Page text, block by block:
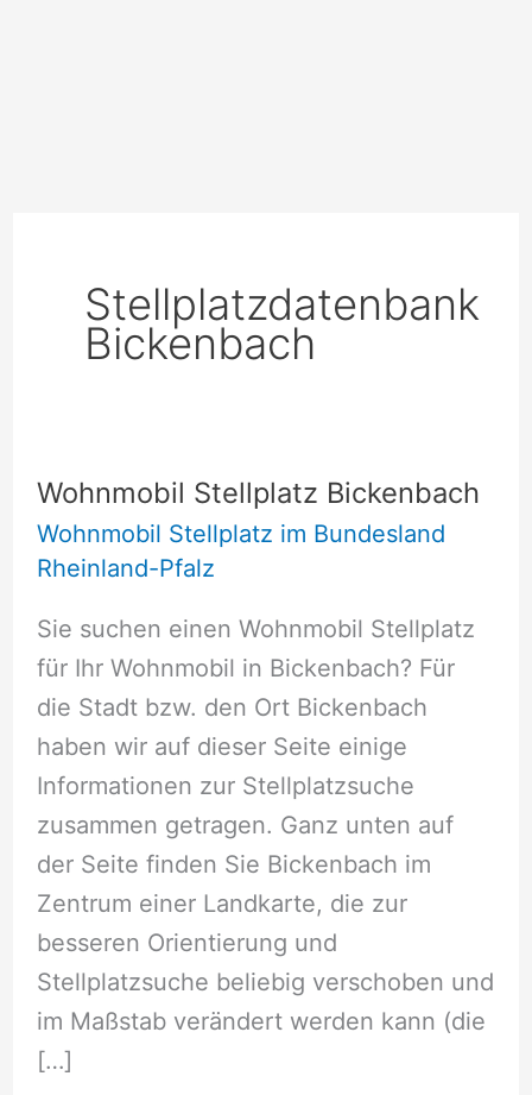
Stellplatzdatenbank
Bickenbach
Wohnmobil Stellplatz Bickenbach
Wohnmobil Stellplatz im Bundesland
Rheinland-Pfalz
Sie suchen einen Wohnmobil Stellplatz
für Ihr Wohnmobil in Bickenbach? Für
die Stadt bzw. den Ort Bickenbach
haben wir auf dieser Seite einige
Informationen zur Stellplatzsuche
zusammen getragen. Ganz unten auf
der Seite finden Sie Bickenbach im
Zentrum einer Landkarte, die zur
besseren Orientierung und
Stellplatzsuche beliebig verschoben und
im Maßstab verändert werden kann (die
[…]